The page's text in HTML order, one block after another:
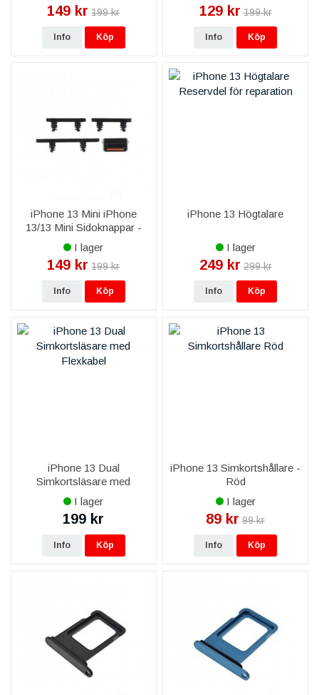
149 kr 199 kr
Info Köp
129 kr 199 kr
Info Köp
iPhone 13 Mini iPhone
13/13 Mini Sidoknappar -
Svart
I lager
149 kr 199 kr
Info Köp
iPhone 13 Högtalare
I lager
249 kr 299 kr
Info Köp
iPhone 13 Dual
Simkortsläsare med
Flexkabel
I lager
199 kr
Info Köp
iPhone 13 Simkortshållare -
Röd
I lager
89 kr 99 kr
Info Köp